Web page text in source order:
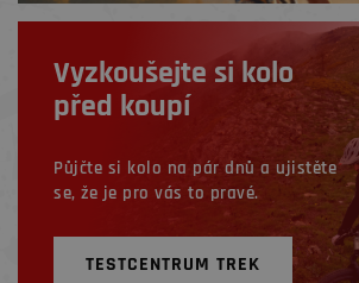
Vyzkoušejte si kolo
před koupí
Půjčte si kolo na pár dnů a ujistěte
se, že je pro vás to pravé.
TESTCENTRUM TREK